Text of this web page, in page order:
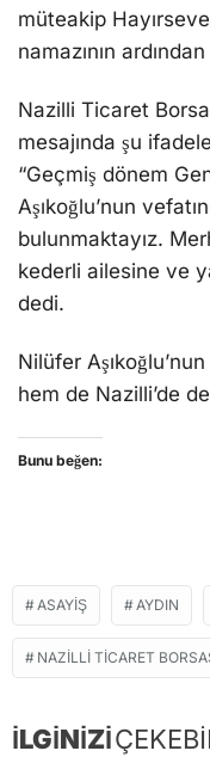
müteakip
namazının
Nazilli Ticaret
mesajında şu
“Geçmiş dönem
Aşıkoğlu’nun
bulunmaktayız.
kederli ailesine ve
dedi.
Nilüfer
hem de Nazilli’de
Bunu beğen:
ASAYIŞ AYDIN
NAZILLI TICARET
İLGİNİZİ